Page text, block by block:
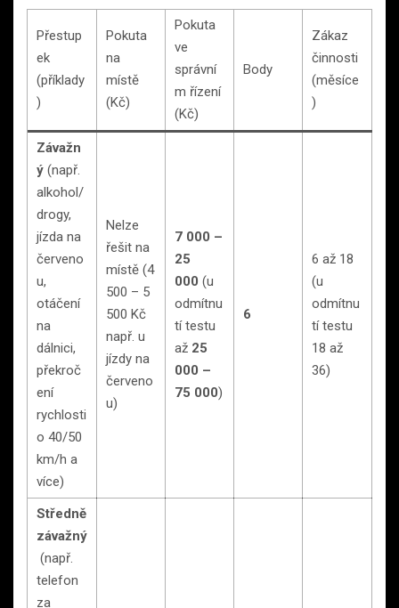
Přestup
ek
(příklady
)
Pokuta
na
místě
(Kč)
Pokuta
ve
správní
m řízení
(Kč)
Body
Zákaz
činnosti
(měsíce
)
Závažn
ý (např.
alkohol/
drogy,
jízda na
červeno
u,
otáčení
na
dálnici,
překroč
ení
rychlosti
o 40/50
km/h a
více)
Nelze
řešit na
místě (4
500 – 5
500 Kč
např. u
jízdy na
červeno
u)
7 000 –
25
000 (u
odmítnu
tí testu
až 25
000 –
75 000)
6
6 až 18
(u
odmítnu
tí testu
18 až
36)
Středně
závažný
(např.
telefon
za